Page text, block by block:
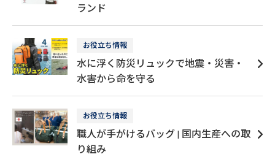
ランド
お役立ち情報
水に浮く防災リュックで地震・災害・
水害から命を守る
お役立ち情報
職人が手がけるバッグ | 国内生産への取
り組み